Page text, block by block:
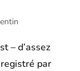
– d’assez
par